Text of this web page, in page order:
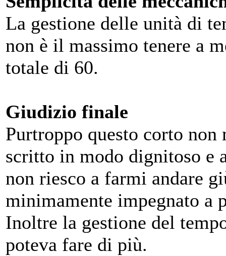
La gestione delle unità di
non è il massimo tenere a
totale di 60.
Giudizio finale
Purtroppo questo corto
scritto in modo dignitoso e
non riesco a farmi andare
minimamente impegnato a
Inoltre la gestione del
poteva fare di più.